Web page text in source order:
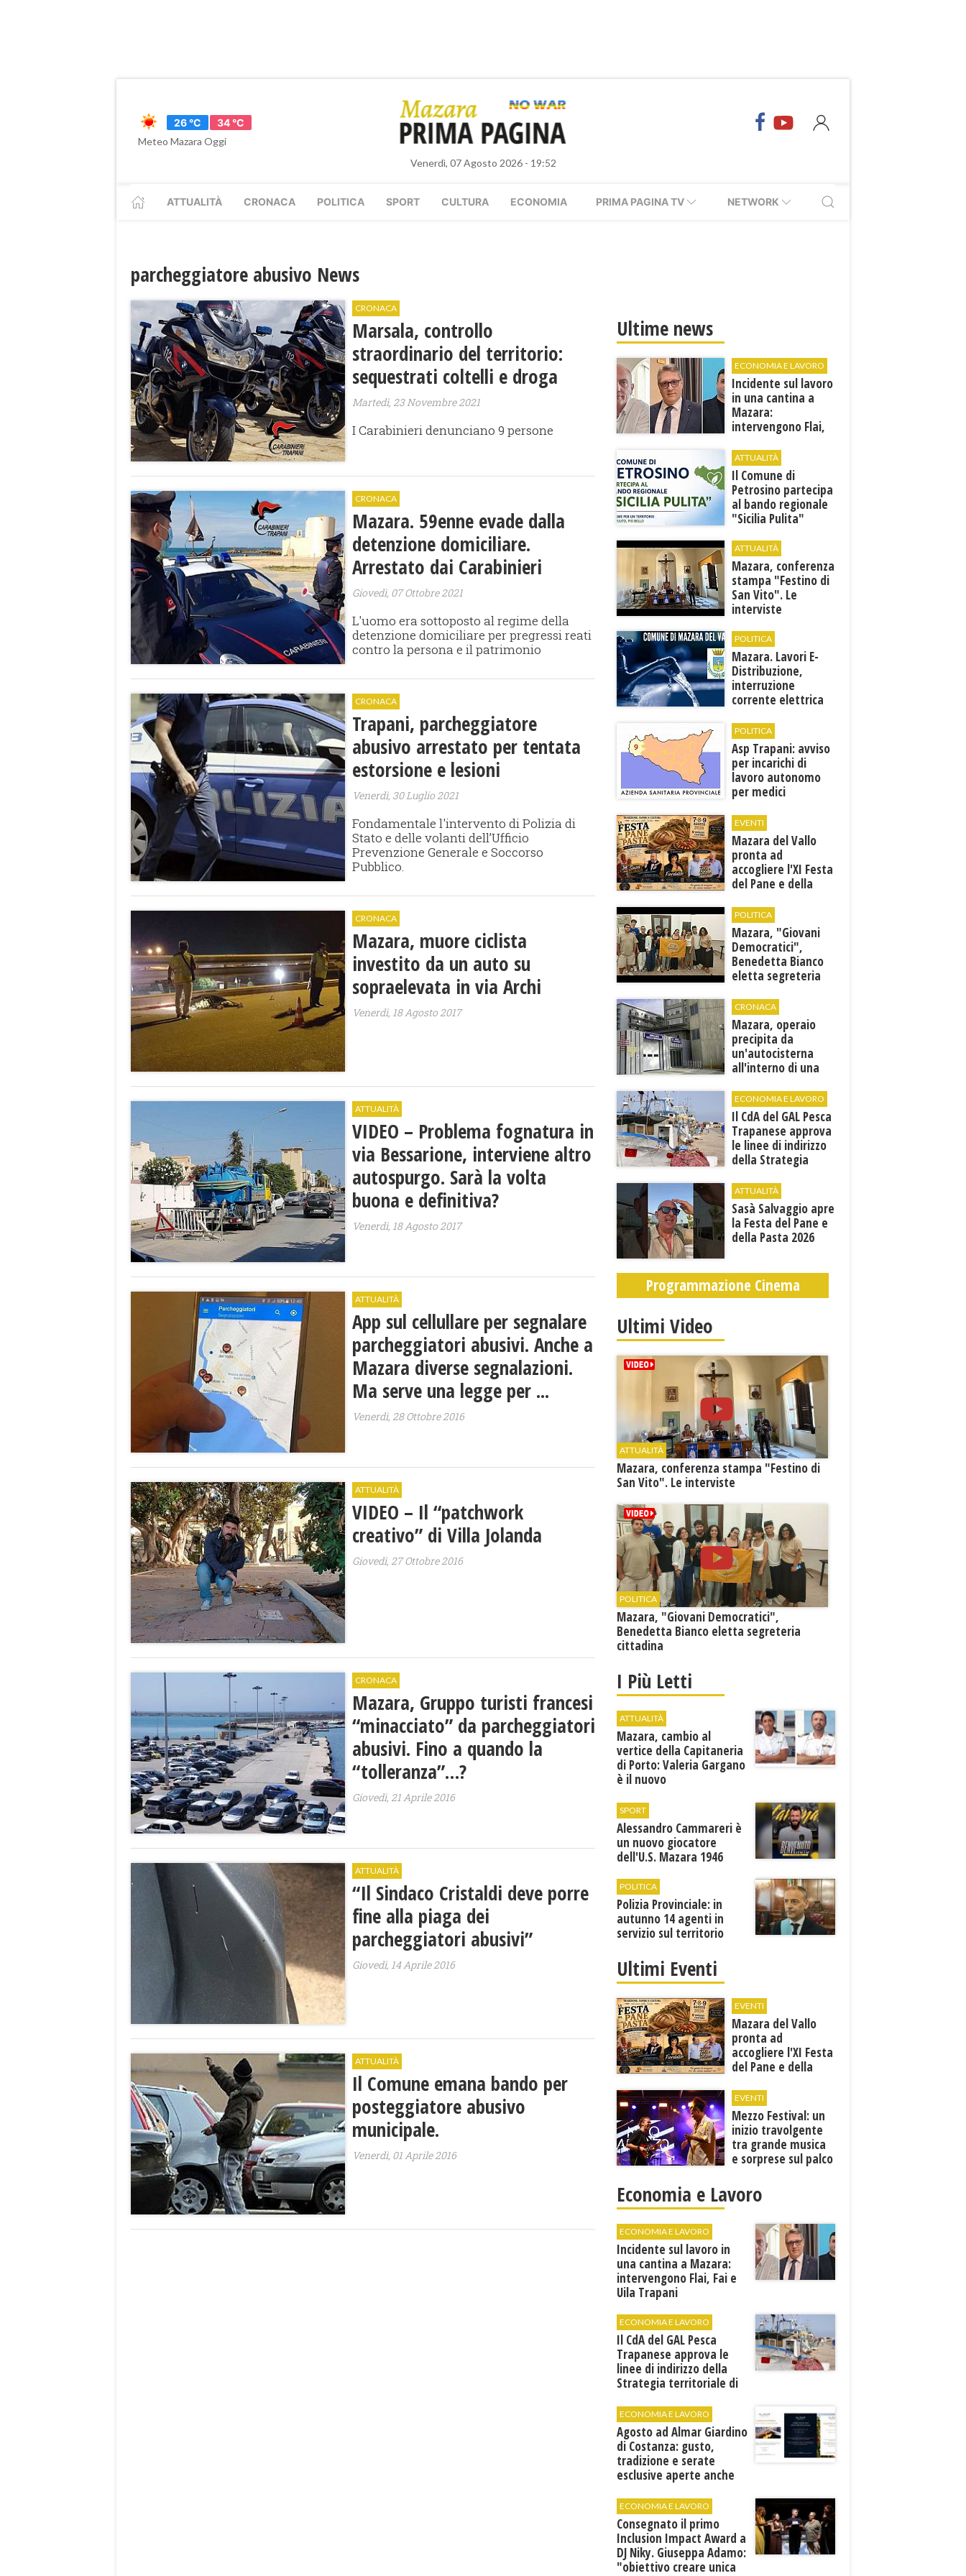
26 °C
34 °C
Meteo Mazara Oggi
Venerdì, 07 Agosto 2026 - 19:52
ATTUALITÀ CRONACA POLITICA SPORT CULTURA ECONOMIA PRIMA PAGINA TV NETWORK
parcheggiatore abusivo News
CRONACA
Marsala, controllo
straordinario del territorio:
sequestrati coltelli e droga
Martedì, 23 Novembre 2021
I Carabinieri denunciano 9 persone
CRONACA
Mazara. 59enne evade dalla
detenzione domiciliare.
Arrestato dai Carabinieri
Giovedì, 07 Ottobre 2021
L'uomo era sottoposto al regime della
detenzione domiciliare per pregressi reati
contro la persona e il patrimonio
CRONACA
Trapani, parcheggiatore
abusivo arrestato per tentata
estorsione e lesioni
Venerdì, 30 Luglio 2021
Fondamentale l'intervento di Polizia di
Stato e delle volanti dell’Ufficio
Prevenzione Generale e Soccorso
Pubblico.
CRONACA
Mazara, muore ciclista
investito da un auto su
sopraelevata in via Archi
Venerdì, 18 Agosto 2017
ATTUALITÀ
VIDEO – Problema fognatura in
via Bessarione, interviene altro
autospurgo. Sarà la volta
buona e definitiva?
Venerdì, 18 Agosto 2017
ATTUALITÀ
App sul cellullare per segnalare
parcheggiatori abusivi. Anche a
Mazara diverse segnalazioni.
Ma serve una legge per ...
Venerdì, 28 Ottobre 2016
ATTUALITÀ
VIDEO – Il “patchwork
creativo” di Villa Jolanda
Giovedì, 27 Ottobre 2016
CRONACA
Mazara, Gruppo turisti francesi
“minacciato” da parcheggiatori
abusivi. Fino a quando la
“tolleranza”…?
Giovedì, 21 Aprile 2016
ATTUALITÀ
“Il Sindaco Cristaldi deve porre
fine alla piaga dei
parcheggiatori abusivi”
Giovedì, 14 Aprile 2016
ATTUALITÀ
Il Comune emana bando per
posteggiatore abusivo
municipale.
Venerdì, 01 Aprile 2016
Ultime news
ECONOMIA E LAVORO
Incidente sul lavoro
in una cantina a
Mazara:
intervengono Flai,
ATTUALITÀ
​Il Comune di
Petrosino partecipa
al bando regionale
"Sicilia Pulita"
ATTUALITÀ
Mazara, conferenza
stampa "Festino di
San Vito". Le
interviste
POLITICA
Mazara. Lavori E-
Distribuzione,
interruzione
corrente elettrica
Miceli
POLITICA
Asp Trapani: avviso
per incarichi di
lavoro autonomo
per medici
discipline
EVENTI
Mazara del Vallo
pronta ad
accogliere l'XI Festa
del Pane e della
POLITICA
Mazara, "Giovani
Democratici",
Benedetta Bianco
eletta segreteria
CRONACA
Mazara, operaio
precipita da
un'autocisterna
all'interno di una
condizioni al "Villa
Sofia"
ECONOMIA E LAVORO
Il CdA del GAL Pesca
Trapanese approva
le linee di indirizzo
della Strategia
sviluppo
ATTUALITÀ
Sasà Salvaggio apre
la Festa del Pane e
della Pasta 2026
Programmazione Cinema
Ultimi Video
ATTUALITÀ
Mazara, conferenza stampa "Festino di
San Vito". Le interviste
POLITICA
Mazara, "Giovani Democratici",
Benedetta Bianco eletta segreteria
cittadina
I Più Letti
ATTUALITÀ
Mazara, cambio al
vertice della Capitaneria
di Porto: Valeria Gargano
è il nuovo
SPORT
Alessandro Cammareri è
un nuovo giocatore
dell'U.S. Mazara 1946
POLITICA
Polizia Provinciale: in
autunno 14 agenti in
servizio sul territorio
Ultimi Eventi
EVENTI
Mazara del Vallo
pronta ad
accogliere l'XI Festa
del Pane e della
EVENTI
Mezzo Festival: un
inizio travolgente
tra grande musica
e sorprese sul palco
Economia e Lavoro
ECONOMIA E LAVORO
Incidente sul lavoro in
una cantina a Mazara:
intervengono Flai, Fai e
Uila Trapani
ECONOMIA E LAVORO
Il CdA del GAL Pesca
Trapanese approva le
linee di indirizzo della
Strategia territoriale di
ECONOMIA E LAVORO
Agosto ad Almar Giardino
di Costanza: gusto,
tradizione e serate
esclusive aperte anche
ECONOMIA E LAVORO
Consegnato il primo
Inclusion Impact Award a
DJ Niky. Giuseppa Adamo:
"obiettivo creare unica